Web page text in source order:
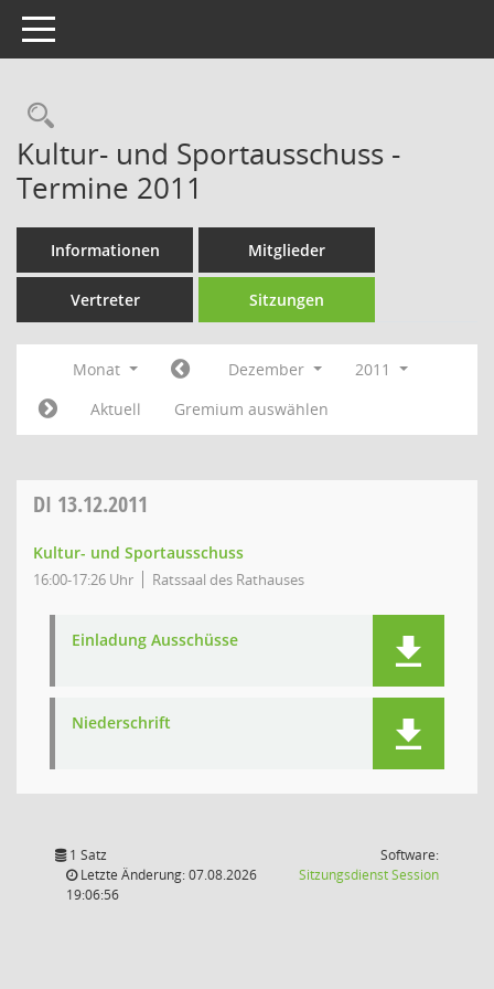
Toggle navigation
Rechercheauswahl
Kultur- und Sportausschuss -
Termine 2011
Informationen Mitglieder
Vertreter Sitzungen
Monat Dezember
2011
Aktuell
Gremium auswählen
DI 13.12.2011
Kultur- und Sportausschuss
16:00-17:26 Uhr Ratssaal des Rathauses
Einladung Ausschüsse
Niederschrift
1 Satz
Letzte Änderung: 07.08.2026
19:06:56
Software:
SitzungsdienstSession(Wird in